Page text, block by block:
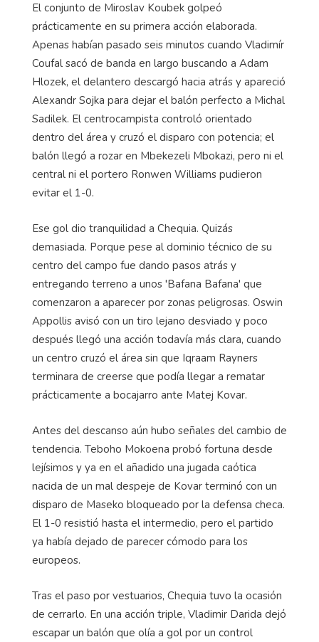
El conjunto de Miroslav Koubek golpeó
prácticamente en su primera acción elaborada.
Apenas habían pasado seis minutos cuando Vladimír
Coufal sacó de banda en largo buscando a Adam
Hlozek, el delantero descargó hacia atrás y apareció
Alexandr Sojka para dejar el balón perfecto a Michal
Sadilek. El centrocampista controló orientado
dentro del área y cruzó el disparo con potencia; el
balón llegó a rozar en Mbekezeli Mbokazi, pero ni el
central ni el portero Ronwen Williams pudieron
evitar el 1-0.
Ese gol dio tranquilidad a Chequia. Quizás
demasiada. Porque pese al dominio técnico de su
centro del campo fue dando pasos atrás y
entregando terreno a unos 'Bafana Bafana' que
comenzaron a aparecer por zonas peligrosas. Oswin
Appollis avisó con un tiro lejano desviado y poco
después llegó una acción todavía más clara, cuando
un centro cruzó el área sin que Iqraam Rayners
terminara de creerse que podía llegar a rematar
prácticamente a bocajarro ante Matej Kovar.
Antes del descanso aún hubo señales del cambio de
tendencia. Teboho Mokoena probó fortuna desde
lejísimos y ya en el añadido una jugada caótica
nacida de un mal despeje de Kovar terminó con un
disparo de Maseko bloqueado por la defensa checa.
El 1-0 resistió hasta el intermedio, pero el partido
ya había dejado de parecer cómodo para los
europeos.
Tras el paso por vestuarios, Chequia tuvo la ocasión
de cerrarlo. En una acción triple, Vladimir Darida dejó
escapar un balón que olía a gol por un control